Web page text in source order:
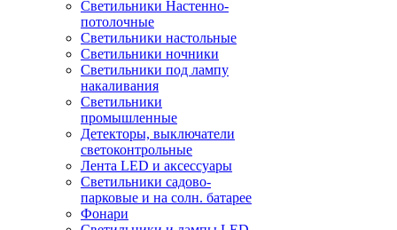
Светильники Настенно-
потолочные
Светильники настольные
Светильники ночники
Светильники под лампу
накаливания
Светильники
промышленные
Детекторы, выключатели
светоконтрольные
Лента LED и аксессуары
Светильники садово-
парковые и на солн. батарее
Фонари